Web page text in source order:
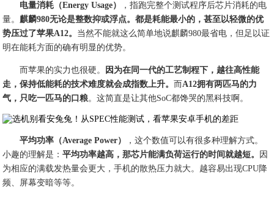
电量消耗（Energy Usage）
，指跑完整个测试程序后芯片消耗的电
量。 麒麟980无论是整数抑或浮点。都是耗能最小的，甚至以轻微的优
势压过了苹果A12。 当然不能就这么简单地说麒麟980最省电，但足以证
明在能耗方面的确有明显的优势。
而苹果的实力也很硬。
因为在同一代的工艺制程下，越往高性能
走，保持低能耗的技术难度就会成指数上升。 而A12拥有两匹马的力
气，只吃一匹马的口粮。这简直是让其他SoC都馋哭的黑科技啊。
平均功率（Average Power）
，这个数值可以有很多种理解方式。
小趣的理解是：平均功率越高，那芯片能满负荷运行的时间就越短。
因
为相应的满载发热量会更大，手机的散热压力就大。越容易出现CPU降
频、屏幕变暗等等。